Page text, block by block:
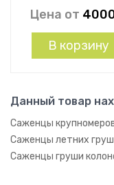
Цена от
В корзину
Данный товар
Саженцы
Саженцы летних груш
Саженцы груши